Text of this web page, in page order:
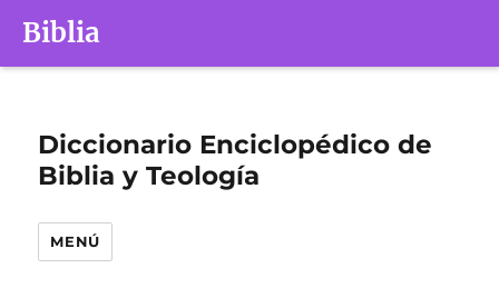
Biblia
Diccionario Enciclopédico de
Biblia y Teología
MENÚ